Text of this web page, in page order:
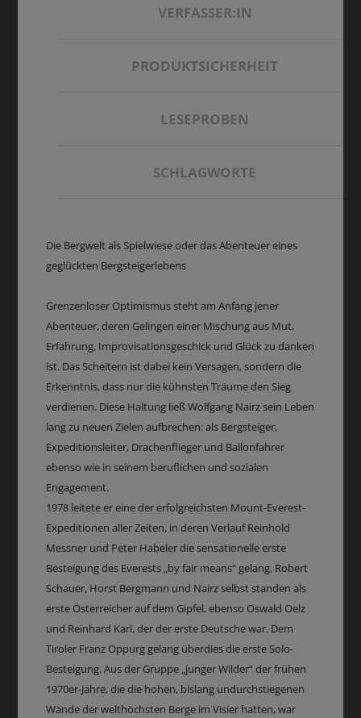
VERFASSER:IN
PRODUKTSICHERHEIT
LESEPROBEN
SCHLAGWORTE
Die Bergwelt als Spielwiese oder das Abenteuer eines
geglückten Bergsteigerlebens
Grenzenloser Optimismus steht am Anfang jener
Abenteuer, deren Gelingen einer Mischung aus Mut,
Erfahrung, Improvisationsgeschick und Glück zu danken
ist. Das Scheitern ist dabei kein Versagen, sondern die
Erkenntnis, dass nur die kühnsten Träume den Sieg
verdienen. Diese Haltung ließ Wolfgang Nairz sein Leben
lang zu neuen Zielen aufbrechen: als Bergsteiger,
Expeditionsleiter, Drachenflieger und Ballonfahrer
ebenso wie in seinem beruflichen und sozialen
Engagement.
1978 leitete er eine der erfolgreichsten Mount-Everest-
Expeditionen aller Zeiten, in deren Verlauf Reinhold
Messner und Peter Habeler die sensationelle erste
Besteigung des Everests „by fair means“ gelang. Robert
Schauer, Horst Bergmann und Nairz selbst standen als
erste Österreicher auf dem Gipfel, ebenso Oswald Oelz
und Reinhard Karl, der der erste Deutsche war. Dem
Tiroler Franz Oppurg gelang überdies die erste Solo-
Besteigung. Aus der Gruppe „junger Wilder“ der frühen
1970er-Jahre, die die hohen, bislang undurchstiegenen
Wände der welthöchsten Berge im Visier hatten, war